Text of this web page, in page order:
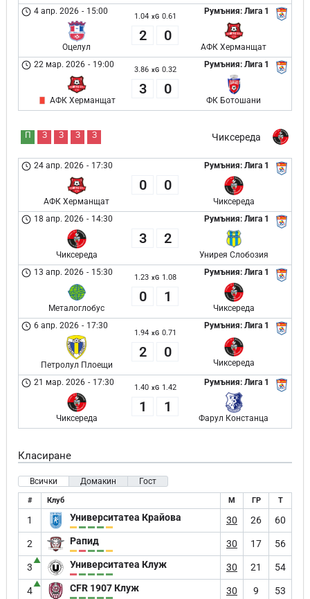
Румъния: Лига 1
4 апр. 2026 - 15:00
Оцелул
1.04 xG 0.61
2 0
АФК Херманщат
Румъния: Лига 1
22 мар. 2026 - 19:00
АФК Херманщат
3.86 xG 0.32
3 0
ФК Ботошани
Чиксереда
П З З З З
Румъния: Лига 1
24 апр. 2026 - 17:30
АФК Херманщат
0 0
Чиксереда
Румъния: Лига 1
18 апр. 2026 - 14:30
Чиксереда
3 2
Унирея Слобозия
Румъния: Лига 1
13 апр. 2026 - 15:30
Металоглобус
1.23 xG 1.08
0 1
Чиксереда
Румъния: Лига 1
6 апр. 2026 - 17:30
Петролул Плоещи
1.94 xG 0.71
2 0
Чиксереда
Румъния: Лига 1
21 мар. 2026 - 17:30
Чиксереда
1.40 xG 1.42
1 1
Фарул Констанца
Класиране
Всички Домакин Гост
# Клуб М ГР Т
1 Университатеа Крайова 30 26 60
2 Рапид 30 17 56
3
▲ Университатеа Клуж 30 21 54
4
▲ CFR 1907 Клуж 30 9 53